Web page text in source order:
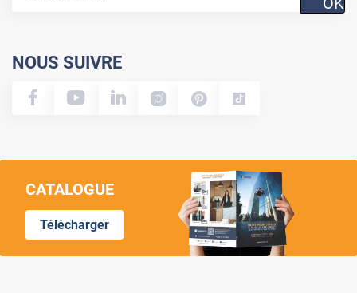
NOUS SUIVRE
CATALOGUE
Télécharger